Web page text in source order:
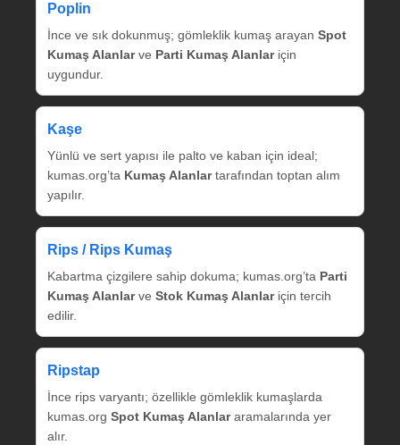
Poplin
İnce ve sık dokunmuş; gömleklik kumaş arayan Spot
Kumaş Alanlarve Parti Kumaş Alanlariçin
uygundur.
Kaşe
Yünlü ve sert yapısı ile palto ve kaban için ideal;
kumas.org’ta Kumaş Alanlartarafından toptan alım
yapılır.
Rips / Rips Kumaş
Kabartma çizgilere sahip dokuma; kumas.org’ta Parti
Kumaş Alanlarve Stok Kumaş Alanlariçin tercih
edilir.
Ripstap
İnce rips varyantı; özellikle gömleklik kumaşlarda
kumas.org Spot Kumaş Alanlararamalarında yer
alır.